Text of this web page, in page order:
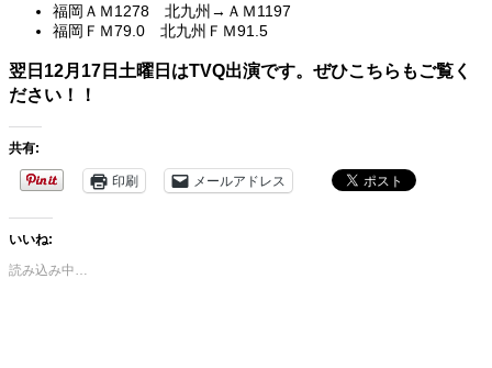
福岡ＡＭ1278 北九州→ＡＭ1197
福岡ＦＭ79.0 北九州ＦＭ91.5
翌日12月17日土曜日はTVQ出演です。ぜひこちらもご覧く
ださい！！
共有:
印刷 メールアドレス
いいね:
読み込み中…